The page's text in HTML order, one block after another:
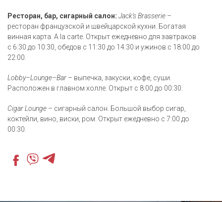
Ресторан, бар, сигарный салон: Jack's Brasserie –
ресторан французской и швейцарской кухни. Богатая
винная карта. A la carte. Открыт ежедневно для завтраков
с 6:30 до 10:30, обедов с 11:30 до 14:30 и ужинов с 18:00 до
22:00.
Lobby–Lounge–Bar – выпечка, закуски, кофе, суши.
Расположен в главном холле. Открыт с 8:00 до 00:30.
Cigar Lounge – сигарный салон. Большой выбор сигар,
коктейли, вино, виски, ром. Открыт ежедневно с 7:00 до
00:30.